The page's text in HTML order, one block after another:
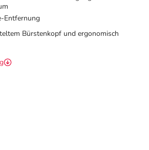
Entfernung
Bürstenkopf und ergonomisch